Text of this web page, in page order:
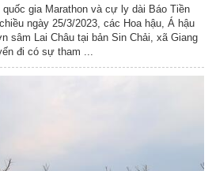
gia Marathon và cự ly dài Báo Tiền
ngày 25/3/2023, các Hoa hậu, Á hậu
sâm Lai Châu tại bản Sin Chải, xã Giang
đi có sự tham ...